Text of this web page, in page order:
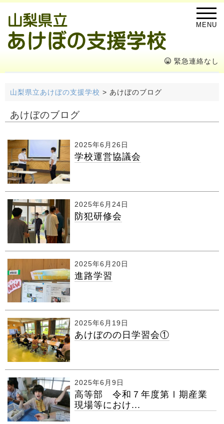
MENU
緊急連絡なし
山梨県立あけぼの支援学校 > あけぼのブログ
あけぼのブログ
2025年6月26日
学校運営協議会
2025年6月24日
防犯研修会
2025年6月20日
進路学習
2025年6月19日
あけぼのの日学習会①
2025年6月9日
高等部 令和７年度第Ⅰ期産業
現場等におけ...